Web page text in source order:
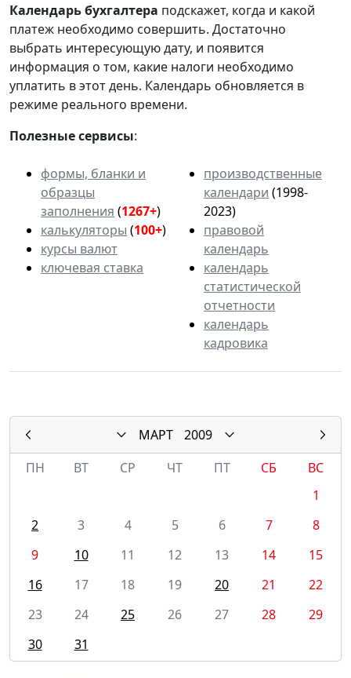
Календарьбухгалтера подскажет, когда и какой
платеж необходимо совершить. Достаточно
выбрать интересующую дату, и появится
информация о том, какие налоги необходимо
уплатить в этот день. Календарь обновляется в
режиме реального времени.
Полезные сервисы:
формы, бланки и
образцы
заполнения (1267+)
калькуляторы (100+)
курсы валют
ключевая ставка
производственные
календари (1998-
2023)
правовой
календарь
календарь
статистической
отчетности
календарь
кадровика
МАРТ
2009
ПН
ВТ СР ЧТ ПТ СБ
ВС
1
2
3 4 5 6 7
8
9
10 11 12 13 14
15
16
17 18 19 20 21
22
23
24 25 26 27 28
29
30
31